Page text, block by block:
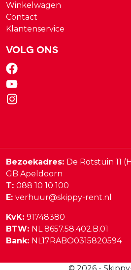
Winkelwagen
Contact
Klantenservice
Volg ons
Bezoekadres: De Rotstuin 11
GB Apeldoorn
T: 088 10 10 100
E: verhuur@skippy-rent.nl
KvK: 91748380
BTW: NL 8657.58.402.B.01
Bank: NL17RABO0315820594